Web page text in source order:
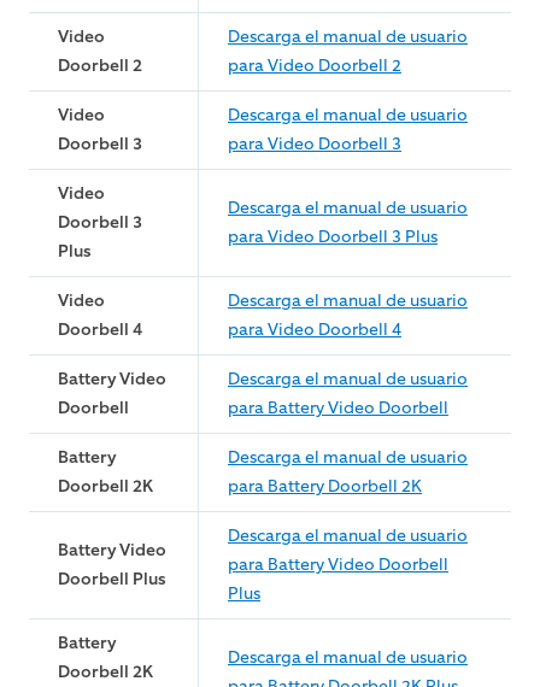
Video
Doorbell 2
Descarga el manual de usuario
para Video Doorbell 2
Video
Doorbell 3
Descarga el manual de usuario
para Video Doorbell 3
Video
Doorbell 3
Plus
Descarga el manual de usuario
para Video Doorbell 3 Plus
Video
Doorbell 4
Descarga el manual de usuario
para Video Doorbell 4
Battery Video
Doorbell
Descarga el manual de usuario
para Battery Video Doorbell
Battery
Doorbell 2K
Descarga el manual de usuario
para Battery Doorbell 2K
Battery Video
Doorbell Plus
Descarga el manual de usuario
para Battery Video Doorbell
Plus
Battery
Doorbell 2K
Descarga el manual de usuario